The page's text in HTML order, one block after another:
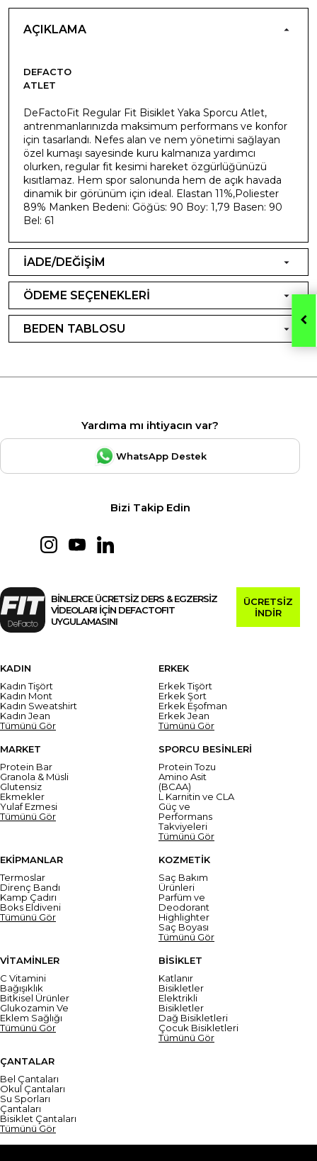
AÇIKLAMA
DEFACTO
ATLET
DeFactoFit Regular Fit Bisiklet Yaka Sporcu Atlet,
antrenmanlarınızda maksimum performans ve konfor
için tasarlandı. Nefes alan ve nem yönetimi sağlayan
özel kumaşı sayesinde kuru kalmanıza yardımcı
olurken, regular fit kesimi hareket özgürlüğünüzü
kısıtlamaz. Hem spor salonunda hem de açık havada
dinamik bir görünüm için ideal. Elastan 11%,Poliester
89% Manken Bedeni: Göğüs: 90 Boy: 1,79 Basen: 90
Bel: 61
İADE/DEĞİŞİM
ÖDEME SEÇENEKLERİ
BEDEN TABLOSU
Yardıma mı ihtiyacın var?
WhatsApp Destek
Bizi Takip Edin
BİNLERCE ÜCRETSİZ DERS & EGZERSİZ
VİDEOLARI İÇİN DEFACTOFIT
UYGULAMASINI
ÜCRETSİZ
İNDİR
KADIN
Kadın Tişört
Kadın Mont
Kadın Sweatshirt
Kadın Jean
Tümünü Gör
ERKEK
Erkek Tişört
Erkek Şort
Erkek Eşofman
Erkek Jean
Tümünü Gör
MARKET
Protein Bar
Granola & Müsli
Glutensiz
Ekmekler
Yulaf Ezmesi
Tümünü Gör
SPORCU BESİNLERİ
Protein Tozu
Amino Asit
(BCAA)
L Karnitin ve CLA
Güç ve
Performans
Takviyeleri
Tümünü Gör
EKİPMANLAR
Termoslar
Direnç Bandı
Kamp Çadırı
Boks Eldiveni
Tümünü Gör
KOZMETİK
Saç Bakım
Ürünleri
Parfüm ve
Deodorant
Highlighter
Saç Boyası
Tümünü Gör
VİTAMİNLER
C Vitamini
Bağışıklık
Bitkisel Ürünler
Glukozamin Ve
Eklem Sağlığı
Tümünü Gör
BİSİKLET
Katlanır
Bisikletler
Elektrikli
Bisikletler
Dağ Bisikletleri
Çocuk Bisikletleri
Tümünü Gör
ÇANTALAR
Bel Çantaları
Okul Çantaları
Su Sporları
Çantaları
Bisiklet Çantaları
Tümünü Gör